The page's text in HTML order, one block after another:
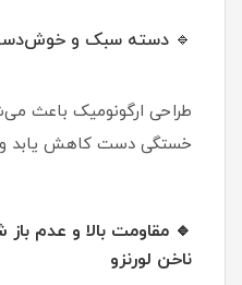
🔹 دسته سبک و
طراحی ارگونومیک باعث
خستگی دست کاهش یابد و
🔹 مقاومت بالا و عدم
ناخن لورنزو